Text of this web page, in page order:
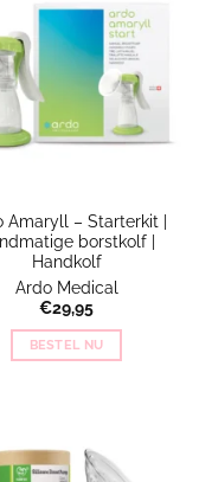
Amaryll – Starterkit |
borstkolf |
Handkolf
Ardo Medical
€29,95
BESTEL NU